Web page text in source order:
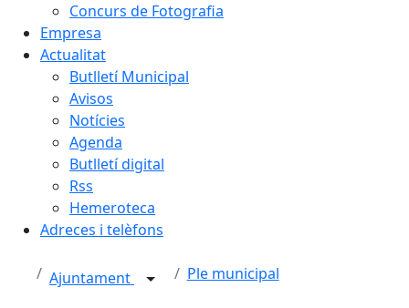
Concurs de Fotografia
Empresa
Actualitat
Butlletí Municipal
Avisos
Notícies
Agenda
Butlletí digital
Rss
Hemeroteca
Adreces i telèfons
Ajuntament Ple municipal